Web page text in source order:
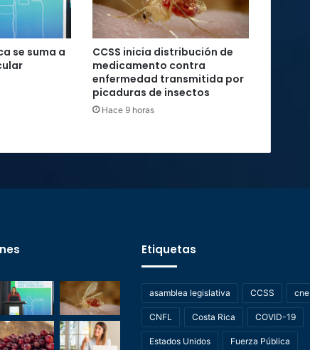
se suma a
CCSS inicia distribución de
medicamento contra
enfermedad transmitida por
picaduras de insectos
Hace 9 horas
Etiquetas
asamblea legislativa CCSS cne
CNFL Costa Rica COVID-19
Estados Unidos Fuerza Pública